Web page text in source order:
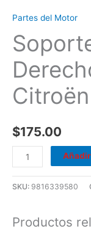
Partes del Motor
$175.00
SKU: 9816339580
Productos